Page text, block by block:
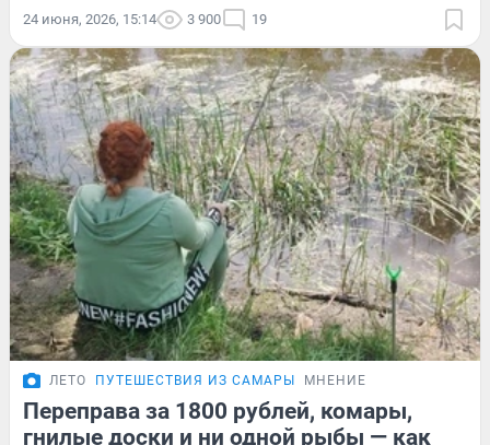
24 июня, 2026, 15:14 3 900 19
ЛЕТО ПУТЕШЕСТВИЯ ИЗ САМАРЫ МНЕНИЕ
Переправа за 1800 рублей, комары,
гнилые доски и ни одной рыбы — как